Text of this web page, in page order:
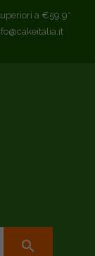
a €59,9*
search